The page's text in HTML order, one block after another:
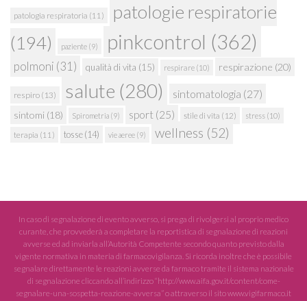
patologia respiratoria (11)
patologie respiratorie
(194)
paziente (9) pinkcontrol (362)
polmoni (31) qualità di vita (15) respirare (10) respirazione (20)
respiro (13) salute (280) sintomatologia (27)
sintomi (18) Spirometria (9) sport (25) stile di vita (12) stress (10)
terapia (11) tosse(14) vie aeree (9) wellness (52)
In caso di segnalazione di evento avverso, si prega di rivolgersi al proprio medico
curante, che provvederà a completare la reportistica di segnalazione di reazioni
avverse ed ad inviarla all’Autorità Competente secondo quanto previsto dalla
vigente normativa in materia di farmacovigilanza. Si ricorda inoltre che è possibile
segnalare direttamente le reazioni avverse da farmaco tramite il sistema nazionale
di segnalazione cliccando all’indirizzo “http://www.aifa.gov.it/content/come-
segnalare-una-sospetta-reazione-avversa” o attraverso il sito www.vigifarmaco.it